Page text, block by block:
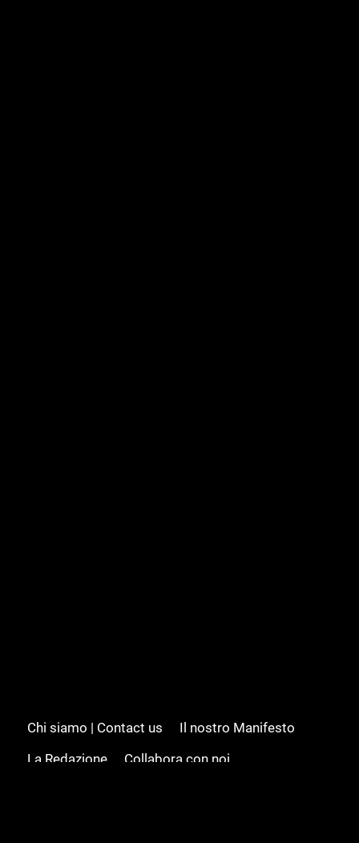
Chi siamo | Contact us
Il nostro Manifesto
La Redazione
Collabora con noi